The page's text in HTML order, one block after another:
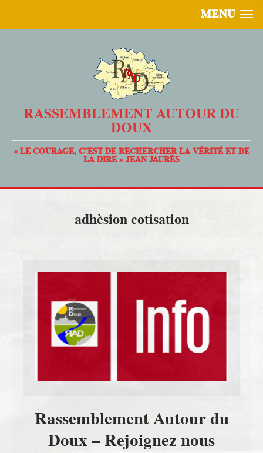
MENU
RASSEMBLEMENT AUTOUR DU
DOUX
« LE COURAGE, C’EST DE RECHERCHER LA VÉRITÉ ET DE
LA DIRE » JEAN JAURÈS
adhèsion cotisation
Rassemblement Autour du
Doux – Rejoignez nous